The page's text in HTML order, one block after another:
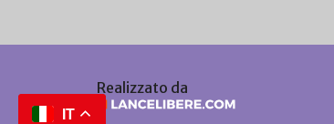
Realizzato da
IT